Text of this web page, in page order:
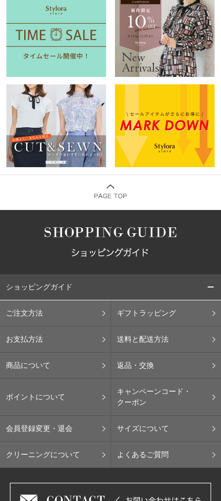
ショッピングガイド
ご注文方法 ギフトラッピング
お支払方法 送料と配送方法
商品について 返品・交換
ポイントについて
キャンペーンコード・
クーポン
会員登録変更・退会 サイズについて
クリーニングについて よくあるご質問